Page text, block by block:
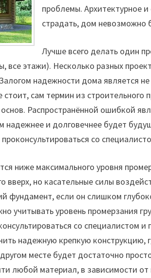
проблемы. Архитектурное
страдать, дом невозможно
Лучше всего делать один
все этажи). Несколько разных
надежности дома является
сам термин из строительного
Распространённой ошибкой
и долговечнее будет
со
ниже максимального уровня
вверх, но касательные силы
фундамент, если он слишком
учитывать уровень промерзания
со специалистом и
надежную крепкую
месте будет достаточно
любой материал, в зависимости